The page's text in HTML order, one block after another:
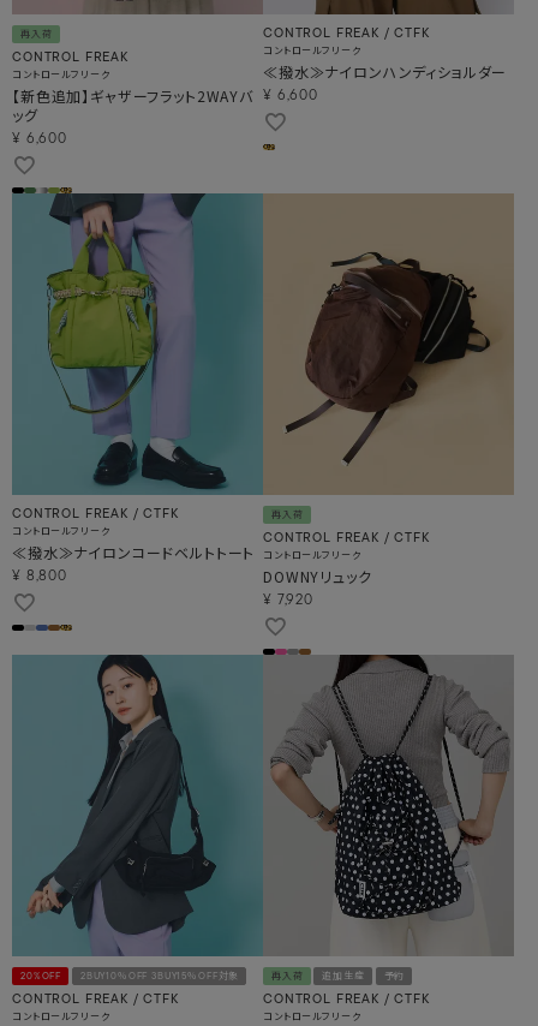
再入荷
CONTROL FREAK
コントロールフリーク
【新色追加】ギャザーフラット2WAYバ
ッグ
¥ 6,600
CONTROL FREAK / CTFK
コントロールフリーク
≪撥水≫ナイロンハンディショルダー
¥ 6,600
CONTROL FREAK / CTFK
コントロールフリーク
≪撥水≫ナイロンコードベルトトート
¥ 8,800
再入荷
CONTROL FREAK / CTFK
コントロールフリーク
DOWNYリュック
¥ 7,920
20%OFF 2BUY10％OFF 3BUY15％OFF対象
CONTROL FREAK / CTFK
コントロールフリーク
再入荷 追加生産 予約
CONTROL FREAK / CTFK
コントロールフリーク